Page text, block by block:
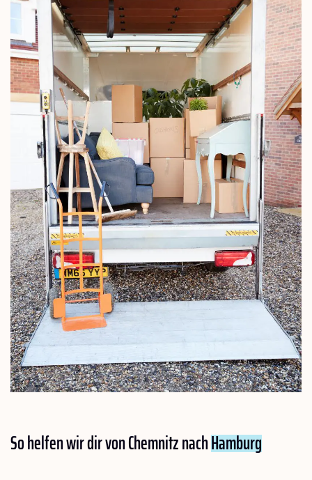
So helfen wir dir von Chemnitz nachHamburg